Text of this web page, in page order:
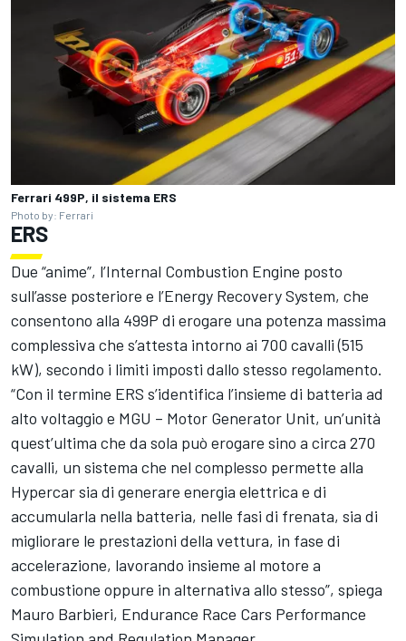
Ferrari 499P, il sistema ERS
Photo by: Ferrari
ERS
Due “anime”, l’Internal Combustion Engine posto
sull’asse posteriore e l’Energy Recovery System, che
consentono alla 499P di erogare una potenza massima
complessiva che s’attesta intorno ai 700 cavalli (515
kW), secondo i limiti imposti dallo stesso regolamento.
“Con il termine ERS s’identifica l’insieme di batteria ad
alto voltaggio e MGU – Motor Generator Unit, un’unità
quest’ultima che da sola può erogare sino a circa 270
cavalli, un sistema che nel complesso permette alla
Hypercar sia di generare energia elettrica e di
accumularla nella batteria, nelle fasi di frenata, sia di
migliorare le prestazioni della vettura, in fase di
accelerazione, lavorando insieme al motore a
combustione oppure in alternativa allo stesso”, spiega
Mauro Barbieri, Endurance Race Cars Performance